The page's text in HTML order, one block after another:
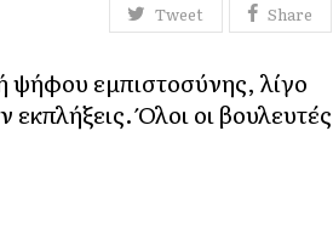
Tweet Share
ψήφου εμπιστοσύνης, λίγο
Όλοι οι βουλευτές